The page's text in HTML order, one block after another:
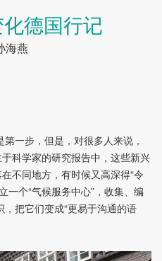
德国行记
海燕
一步，但是，对很多人来说，
科学家的研究报告中，这些新兴
不同地方，有时候又高深得“令
一个“气候服务中心”，收集、编
把它们变成“更易于沟通的语